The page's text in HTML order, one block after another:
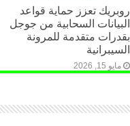
روبريك تعزز حماية قواعد
البيانات السحابية من جوجل
بقدرات متقدمة للمرونة
السيبرانية
مايو 15, 2026